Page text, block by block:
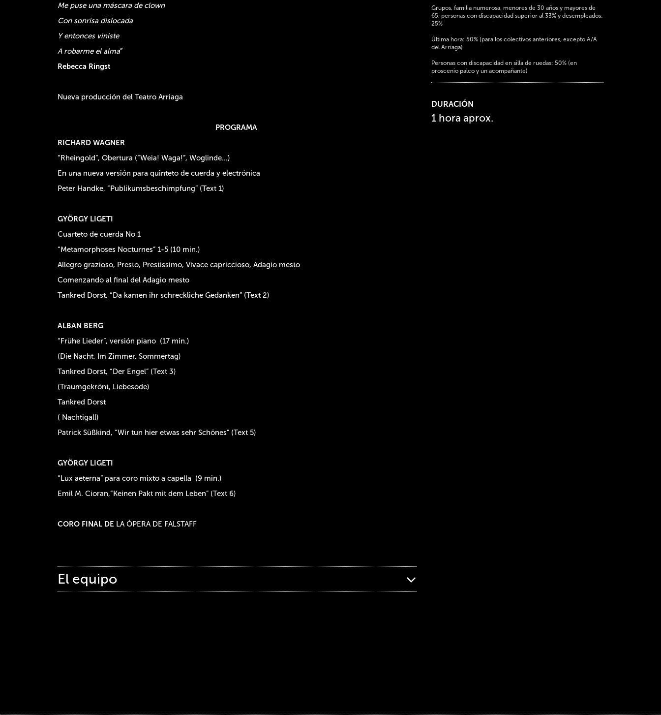
Me puse una máscara de clown
Con sonrisa dislocada
Y entonces viniste
A robarme el alma”
Rebecca Ringst
Nueva producción del Teatro Arriaga
PROGRAMA
RICHARD WAGNER
“Rheingold”, Obertura (“Weia! Waga!”, Woglinde…)
En una nueva versión para quinteto de cuerda y electrónica
Peter Handke, “Publikumsbeschimpfung” (Text 1)
GYÖRGY LIGETI
Cuarteto de cuerda No 1
“Metamorphoses Nocturnes” 1-5 (10 min.)
Allegro grazioso, Presto, Prestissimo, Vivace capriccioso, Adagio mesto
Comenzando al final del Adagio mesto
Tankred Dorst, “Da kamen ihr schreckliche Gedanken” (Text 2)
ALBAN BERG
“Frühe Lieder”, versión piano (17 min.)
(Die Nacht, Im Zimmer, Sommertag)
Tankred Dorst, “Der Engel” (Text 3)
(Traumgekrönt, Liebesode)
Tankred Dorst
( Nachtigall)
Patrick Süßkind, “Wir tun hier etwas sehr Schönes” (Text 5)
GYÖRGY LIGETI
“Lux aeterna” para coro mixto a capella (9 min.)
Emil M. Cioran,“Keinen Pakt mit dem Leben” (Text 6)
CORO FINAL DE LA ÓPERA DE FALSTAFF
El equipo
Grupos, familia numerosa, menores de 30 años y mayores de
65, personas con discapacidad superior al 33% y desempleados:
25%
Última hora: 50% (para los colectivos anteriores, excepto A/A
del Arriaga)
Personas con discapacidad en silla de ruedas: 50% (en
proscenio palco y un acompañante)
DURACIÓN
1 hora aprox.